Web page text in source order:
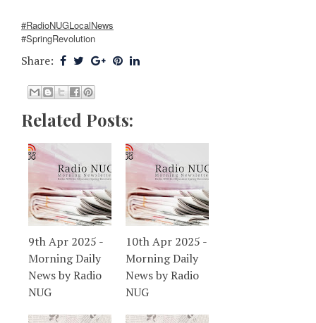
#RadioNUGLocalNews
#SpringRevolution
Share:
Related Posts:
9th Apr 2025 -
Morning Daily
News by Radio
NUG
10th Apr 2025 -
Morning Daily
News by Radio
NUG